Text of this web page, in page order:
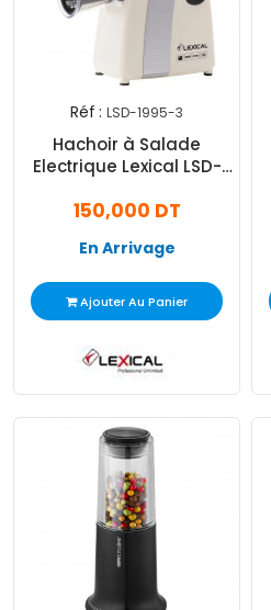
Réf : LSD-1995-3
Hachoir à Salade
Electrique Lexical LSD-
150,000 DT
En Arrivage
Ajouter Au Panier